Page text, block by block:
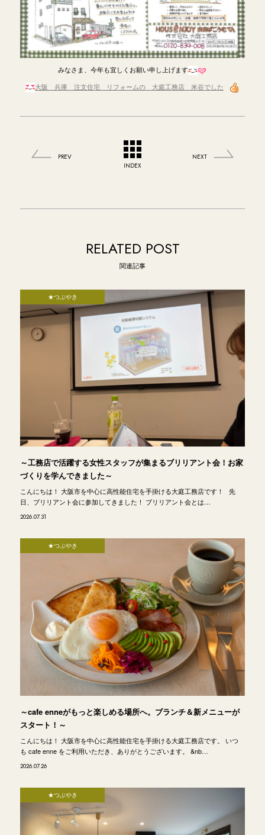
みなさま、今年も宜しくお願い申し上げます
大阪 兵庫 注文住宅 リフォームの 大庭工務店 米谷でした
PREV
INDEX
NEXT
RELATED POST
関連記事
★つぶやき
～工務店で活躍する女性スタッフが集まるブリリアント会！お家
づくりを学んできました～
こんにちは！ 大阪市を中心に高性能住宅を手掛ける大庭工務店です！ 先
日、ブリリアント会に参加してきました！ ブリリアント会とは…
2026.07.31
★つぶやき
～cafe enneがもっと楽しめる場所へ。ブランチ＆新メニューが
スタート！～
こんにちは！ 大阪市を中心に高性能住宅を手掛ける大庭工務店です。 いつ
も cafe enne をご利用いただき、ありがとうございます。 &nb…
2026.07.26
★つぶやき